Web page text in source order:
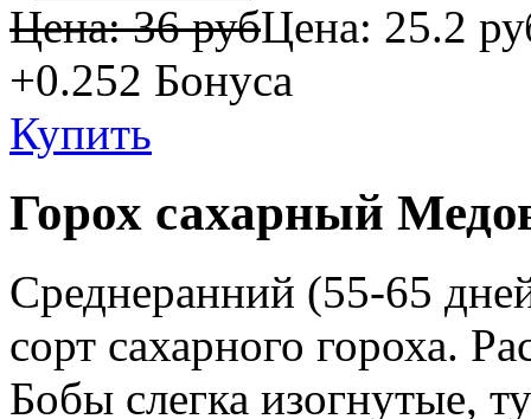
Цена: 36 рубЦена: 25.2
+0.252 Бонуса
Купить
Горох сахарный
Среднеранний (55-65
сорт сахарного гороха.
Бобы слегка изогнутые,